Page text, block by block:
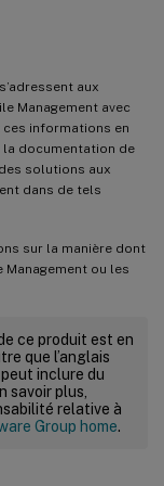
aux
Management avec
informations en
documentation de
solutions aux
dans de tels
sur la manière dont
ou les
ce produit est en
que l’anglais
inclure du
savoir plus,
relative à
Group home.